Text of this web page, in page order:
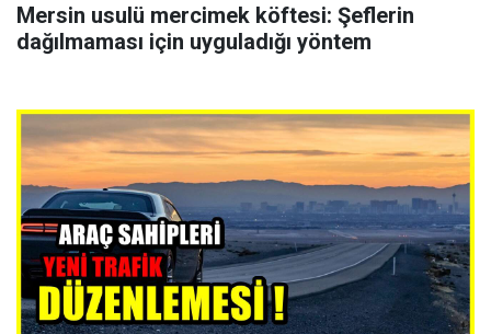
Mersin usulü mercimek köftesi: Şeflerin
dağılmaması için uyguladığı yöntem